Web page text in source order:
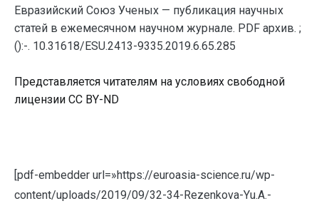
Евразийский Союз Ученых — публикация научных
статей в ежемесячном научном журнале. PDF архив. ;
():-. 10.31618/ESU.2413-9335.2019.6.65.285
Представляется читателям на условиях свободной
лицензии CC BY-ND
[pdf-embedder url=»https://euroasia-science.ru/wp-
content/uploads/2019/09/32-34-Rezenkova-Yu.A.-